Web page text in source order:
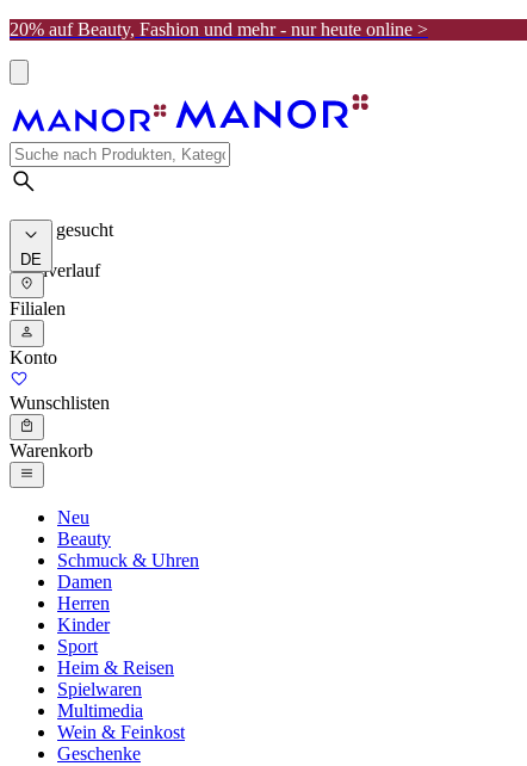
20% auf Beauty, Fashion und mehr - nur heute online >
Meist gesucht
Suchverlauf
DE
Filialen
Konto
Wunschlisten
Warenkorb
Neu
Beauty
Schmuck & Uhren
Damen
Herren
Kinder
Sport
Heim & Reisen
Spielwaren
Multimedia
Wein & Feinkost
Geschenke